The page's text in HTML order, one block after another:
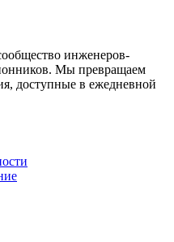
инженеров-
Мы превращаем
доступные в ежедневной